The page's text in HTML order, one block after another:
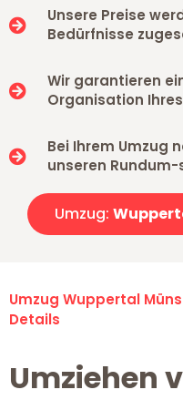
Unsere Preise
Bedürfnisse
Wir garantieren
Organisation
Bei Ihrem Umzug
unseren
Umzug:
Umzug Wuppertal
Details
Umziehen